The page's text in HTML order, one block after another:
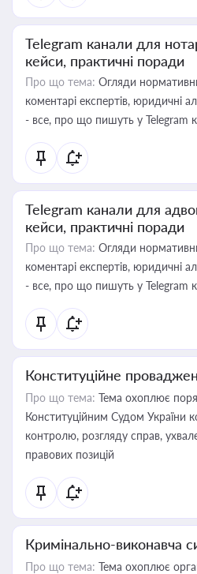
Telegram канали для
кейси, практичні поради
Про що тема: Огляди
коментарі експертів, юридичні
- все, про що пишуть у Telegram
Telegram канали для
кейси, практичні поради
Про що тема: Огляди
коментарі експертів, юридичні
- все, про що пишуть у Telegram
Конституційне
Про що тема: Тема охоплює
Конституційним Судом України
контролю, розгляду справ,
правових позицій
Кримінально-виконавча
Про що тема: Тема охоплює